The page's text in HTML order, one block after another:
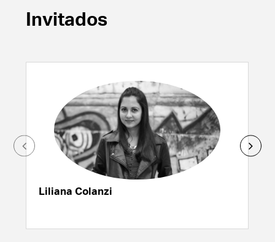
Invitados
Liliana Colanzi